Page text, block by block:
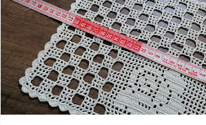
P
o
s
t
s
ÇEYİZLİK DANTELLER CROCHET